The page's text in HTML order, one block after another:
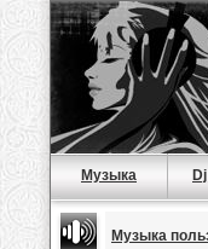
Музыка
Музыка